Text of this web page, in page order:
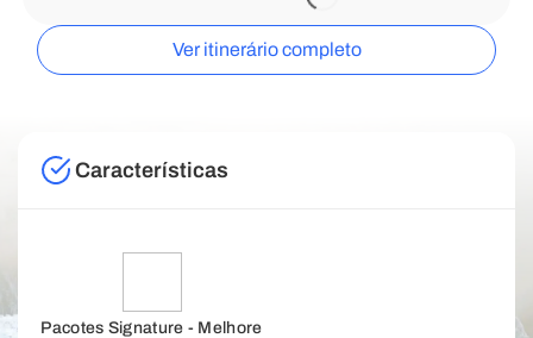
Ver itinerário completo
Características
Pacotes Signature - Melhore